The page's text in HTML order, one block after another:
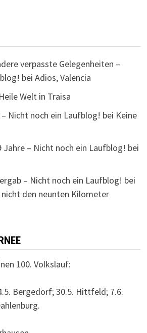
verpasste Gelegenheiten –
bei Adios, Valencia
Heile Welt in Traisa
Nicht noch ein Laufblog! bei Keine
Jahre – Nicht noch ein Laufblog! bei
– Nicht noch ein Laufblog! bei
nicht den neunten Kilometer
100. Volkslauf:
Bergedorf; 30.5. Hittfeld; 7.6.